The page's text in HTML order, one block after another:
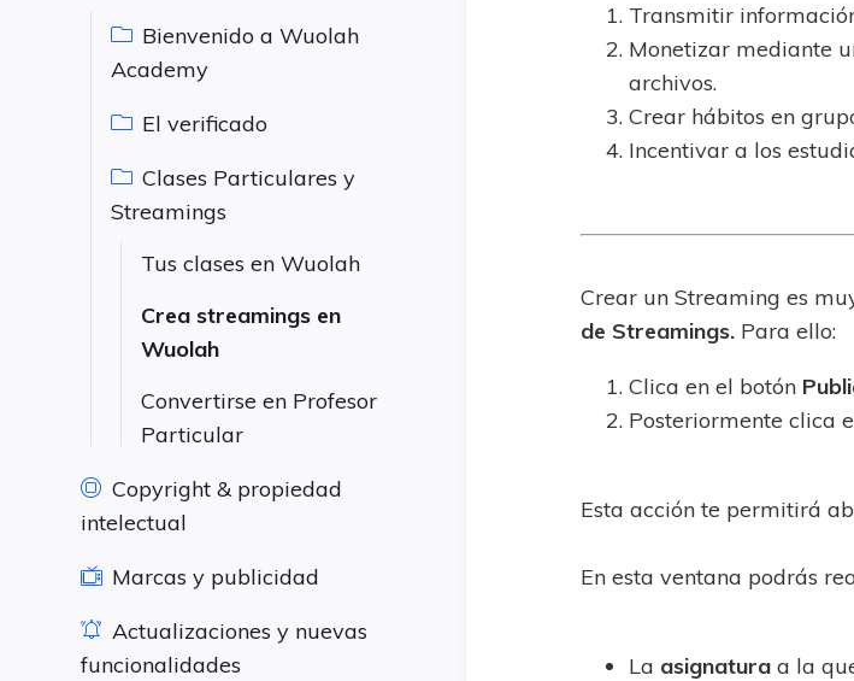
Bienvenido a Wuolah
Academy
El verificado
Clases Particulares y
Streamings
Tus clases en Wuolah
Crea streamings en
Wuolah
Convertirse en Profesor
Particular
Copyright & propiedad
intelectual
Marcas y publicidad
Actualizaciones y nuevas
funcionalidades
Transmitir
Monetizar mediante
archivos.
Crear hábitos en
Incentivar a los
Crear un Streaming es
de Streamings. Para ello:
Clica en el botón
Posteriormente clica
Esta acción te permitirá
En esta ventana podrás
La asignatura a la